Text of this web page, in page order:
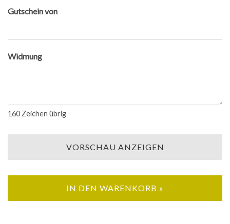
Gutschein von
Widmung
160 Zeichen übrig
VORSCHAU ANZEIGEN
IN DEN WARENKORB »